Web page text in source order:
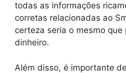
todas as informações
corretas relacionadas ao
certeza seria o mesmo que
dinheiro.
Além disso, é importante